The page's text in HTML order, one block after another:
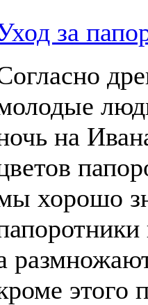
за
на
хорошо
этого